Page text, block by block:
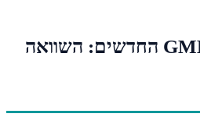
דגמי GMKtec NucBox החדשים: השוואה